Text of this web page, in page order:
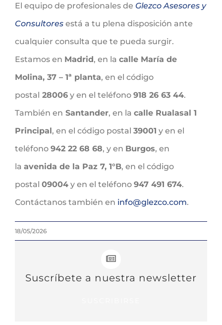
El equipo de profesionales de Glezco Asesores y
Consultores está a tu plena disposición ante
cualquier consulta que te pueda surgir.
Estamos en Madrid, en la calle María de
Molina, 37 – 1ª planta, en el código
postal 28006 y en el teléfono 918 26 63 44.
También en Santander, en la calle Rualasal 1
Principal, en el código postal 39001 y en el
teléfono 942 22 68 68, y en Burgos, en
la avenida de la Paz 7, 1°B, en el código
postal 09004 y en el teléfono 947 491 674.
Contáctanos también en info@glezco.com.
18/05/2026
Suscríbete a nuestra newsletter